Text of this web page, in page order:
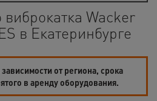
Wacker
в Екатеринбурге
от региона, срока
в аренду оборудования.